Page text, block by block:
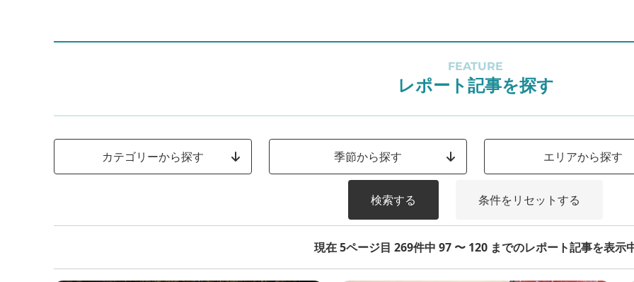
FEATURE
レポート記事を探す
カテゴリーから探す 季節から探す エリアから探す
検索する 条件をリセットする
現在 5ページ目 269件中 97 〜 120 までのレポート記事を表示